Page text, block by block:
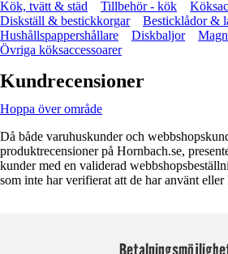
Kök, tvätt & städ
Tillbehör - kök
Diskställ & bestickkorgar
Besticklådor &
Hushållspappershållare
Diskbaljor
Övriga köksaccessoarer
Kundrecensioner
Hoppa över område
Då både varuhuskunder och
produktrecensioner på Hornbach.se,
kunder med en validerad
som inte har verifierat att de har använt